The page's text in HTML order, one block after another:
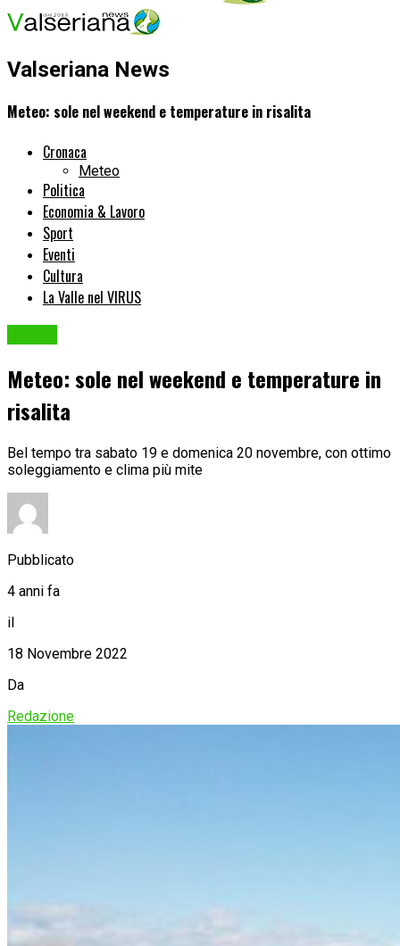
Valseriana News
Meteo: sole nel weekend e temperature in risalita
Cronaca
Meteo
Politica
Economia & Lavoro
Sport
Eventi
Cultura
La Valle nel VIRUS
Meteo: sole nel weekend e temperature in
risalita
Bel tempo tra sabato 19 e domenica 20 novembre, con ottimo
soleggiamento e clima più mite
Pubblicato
4 anni fa
il
18 Novembre 2022
Da
Redazione